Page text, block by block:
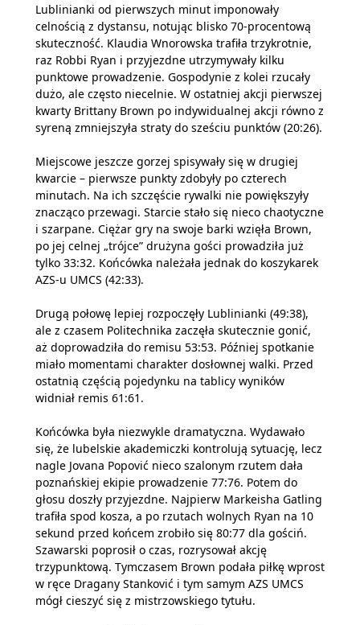
Lublinianki od pierwszych minut imponowały
celnością z dystansu, notując blisko 70-procentową
skuteczność. Klaudia Wnorowska trafiła trzykrotnie,
raz Robbi Ryan i przyjezdne utrzymywały kilku
punktowe prowadzenie. Gospodynie z kolei rzucały
dużo, ale często niecelnie. W ostatniej akcji pierwszej
kwarty Brittany Brown po indywidualnej akcji równo z
syreną zmniejszyła straty do sześciu punktów (20:26).
Miejscowe jeszcze gorzej spisywały się w drugiej
kwarcie – pierwsze punkty zdobyły po czterech
minutach. Na ich szczęście rywalki nie powiększyły
znacząco przewagi. Starcie stało się nieco chaotyczne
i szarpane. Ciężar gry na swoje barki wzięła Brown,
po jej celnej „trójce” drużyna gości prowadziła już
tylko 33:32. Końcówka należała jednak do koszykarek
AZS-u UMCS (42:33).
Drugą połowę lepiej rozpoczęły Lublinianki (49:38),
ale z czasem Politechnika zaczęła skutecznie gonić,
aż doprowadziła do remisu 53:53. Później spotkanie
miało momentami charakter dosłownej walki. Przed
ostatnią częścią pojedynku na tablicy wyników
widniał remis 61:61.
Końcówka była niezwykle dramatyczna. Wydawało
się, że lubelskie akademiczki kontrolują sytuację, lecz
nagle Jovana Popović nieco szalonym rzutem dała
poznańskiej ekipie prowadzenie 77:76. Potem do
głosu doszły przyjezdne. Najpierw Markeisha Gatling
trafiła spod kosza, a po rzutach wolnych Ryan na 10
sekund przed końcem zrobiło się 80:77 dla gościń.
Szawarski poprosił o czas, rozrysował akcję
trzypunktową. Tymczasem Brown podała piłkę wprost
w ręce Dragany Stanković i tym samym AZS UMCS
mógł cieszyć się z mistrzowskiego tytułu.